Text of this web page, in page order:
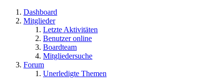
Dashboard
Mitglieder
Letzte Aktivitäten
Benutzer online
Boardteam
Mitgliedersuche
Forum
Unerledigte Themen